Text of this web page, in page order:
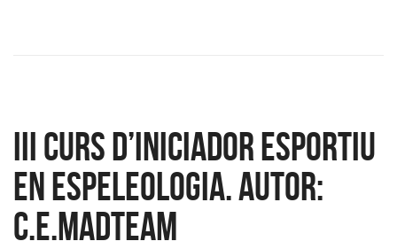
III CURS D’INICIADOR ESPORTIU
EN ESPELEOLOGIA. Autor:
c.e.madteam